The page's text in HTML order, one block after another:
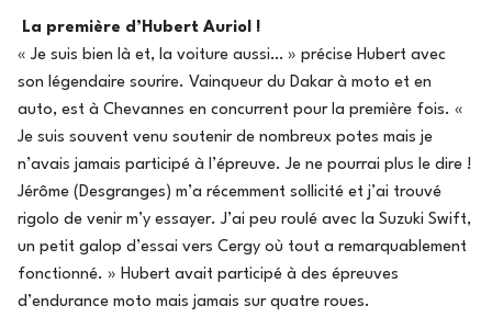
La première d’Hubert Auriol !
« Je suis bien là et, la voiture aussi… » précise Hubert avec
son légendaire sourire. Vainqueur du Dakar à moto et en
auto, est à Chevannes en concurrent pour la première fois. «
Je suis souvent venu soutenir de nombreux potes mais je
n’avais jamais participé à l’épreuve. Je ne pourrai plus le dire !
Jérôme (Desgranges) m’a récemment sollicité et j’ai trouvé
rigolo de venir m’y essayer. J’ai peu roulé avec la Suzuki Swift,
un petit galop d’essai vers Cergy où tout a remarquablement
fonctionné. » Hubert avait participé à des épreuves
d’endurance moto mais jamais sur quatre roues.